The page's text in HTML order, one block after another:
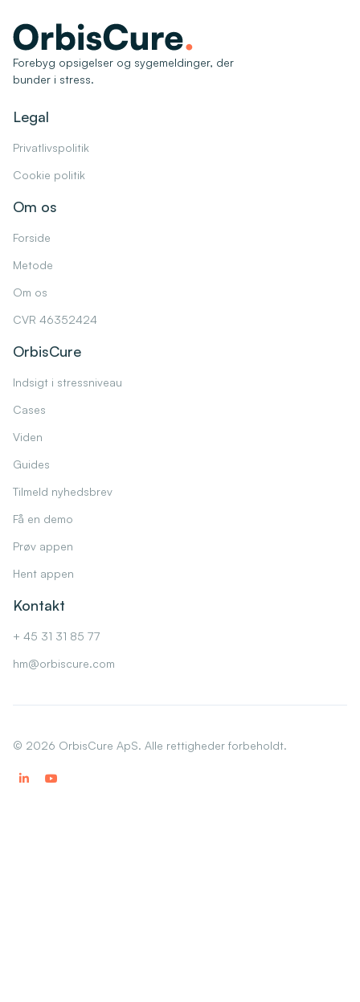
Forebyg opsigelser og sygemeldinger, der
bunder i stress.
Legal
Privatlivspolitik
Cookie politik
Om os
Forside
Metode
Om os
CVR 46352424
OrbisCure
Indsigt i stressniveau
Cases
Viden
Guides
Tilmeld nyhedsbrev
Få en demo
Prøv appen
Hent appen
Kontakt
+ 45 31 31 85 77
hm@orbiscure.com
© 2026 OrbisCure ApS. Alle rettigheder forbeholdt.
 